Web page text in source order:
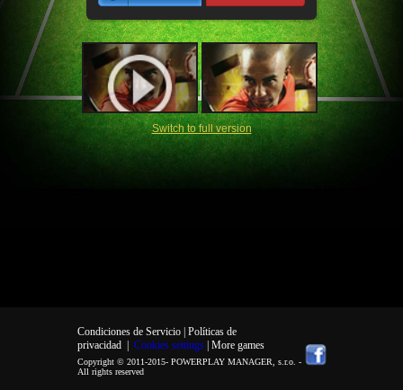
Switch to full version
Condiciones de Servicio | Políticas de
privacidad| Cookies settings | More games
Copyright © 2011-2015- POWERPLAY MANAGER, s.r.o. -
All rights reserved